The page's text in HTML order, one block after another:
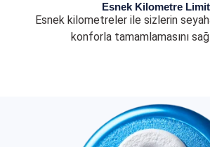
Esnek Kilometre
Esnek kilometreler ile sizlerin
konforla tamamlamasını